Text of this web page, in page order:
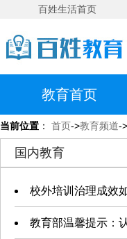
百姓生活首页
教育首页
当前位置 ： 首页->教育频道->
国内教育
校外培训治理成效
教育部温馨提示：